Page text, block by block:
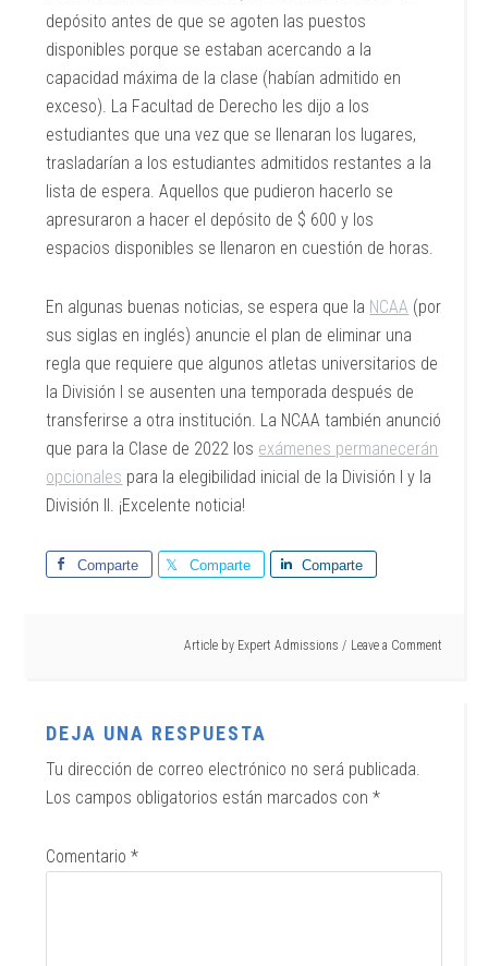
depósito antes de que se agoten las puestos
disponibles porque se estaban acercando a la
capacidad máxima de la clase (habían admitido en
exceso). La Facultad de Derecho les dijo a los
estudiantes que una vez que se llenaran los lugares,
trasladarían a los estudiantes admitidos restantes a la
lista de espera. Aquellos que pudieron hacerlo se
apresuraron a hacer el depósito de $ 600 y los
espacios disponibles se llenaron en cuestión de horas.
En algunas buenas noticias, se espera que la NCAA (por
sus siglas en inglés) anuncie el plan de eliminar una
regla que requiere que algunos atletas universitarios de
la División I se ausenten una temporada después de
transferirse a otra institución. La NCAA también anunció
que para la Clase de 2022 los exámenes permanecerán
opcionales para la elegibilidad inicial de la División I y la
División II. ¡Excelente noticia!
Comparte Comparte Comparte
Article by Expert Admissions Leave a Comment
DEJA UNA RESPUESTA
Tu dirección de correo electrónico no será publicada.
Los campos obligatorios están marcados con*
Comentario*